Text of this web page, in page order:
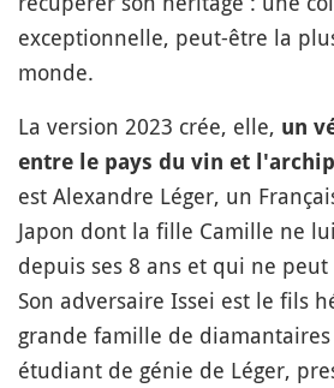
exceptionnelle, peut-être la
monde.
La version 2023 crée, elle, un
entre le pays du vin et
est Alexandre Léger, un
Japon dont la fille Camille ne
depuis ses 8 ans et qui ne
Son adversaire Issei est le fils
grande famille de
étudiant de génie de Léger,